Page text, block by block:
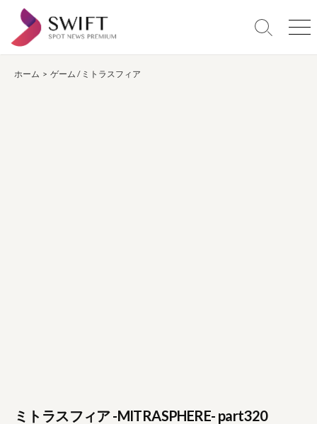
テ
検
メ
ホーム > ゲーム / ミトラスフィア
ミトラスフィア -MITRASPHERE- part320